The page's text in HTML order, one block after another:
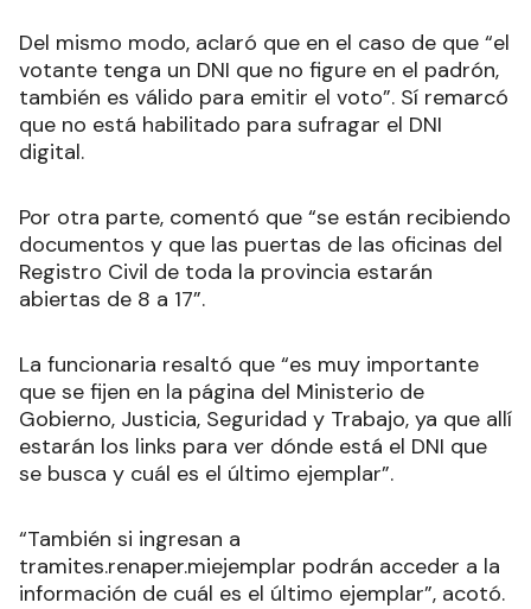
Del mismo modo, aclaró que en el caso de que “el
votante tenga un DNI que no figure en el padrón,
también es válido para emitir el voto”. Sí remarcó
que no está habilitado para sufragar el DNI
digital.
Por otra parte, comentó que “se están recibiendo
documentos y que las puertas de las oficinas del
Registro Civil de toda la provincia estarán
abiertas de 8 a 17”.
La funcionaria resaltó que “es muy importante
que se fijen en la página del Ministerio de
Gobierno, Justicia, Seguridad y Trabajo, ya que allí
estarán los links para ver dónde está el DNI que
se busca y cuál es el último ejemplar”.
“También si ingresan a
tramites.renaper.miejemplar podrán acceder a la
información de cuál es el último ejemplar”, acotó.